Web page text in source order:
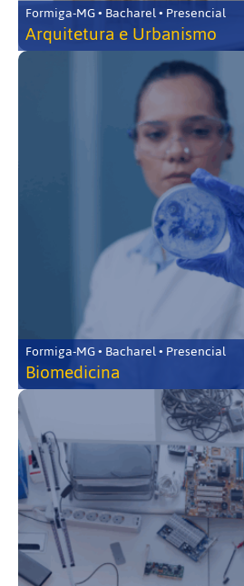
Formiga-MG • Bacharel • Presencial
Arquitetura e Urbanismo
Formiga-MG • Bacharel • Presencial
Biomedicina